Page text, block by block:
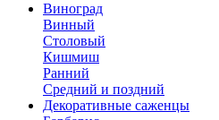
Виноград
Винный
Столовый
Кишмиш
Ранний
Средний и поздний
Декоративные саженцы